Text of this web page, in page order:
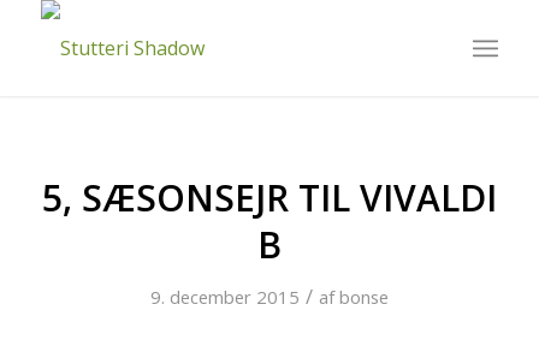
5, SÆSONSEJR TIL VIVALDI
B
9. december 2015 / afbonse